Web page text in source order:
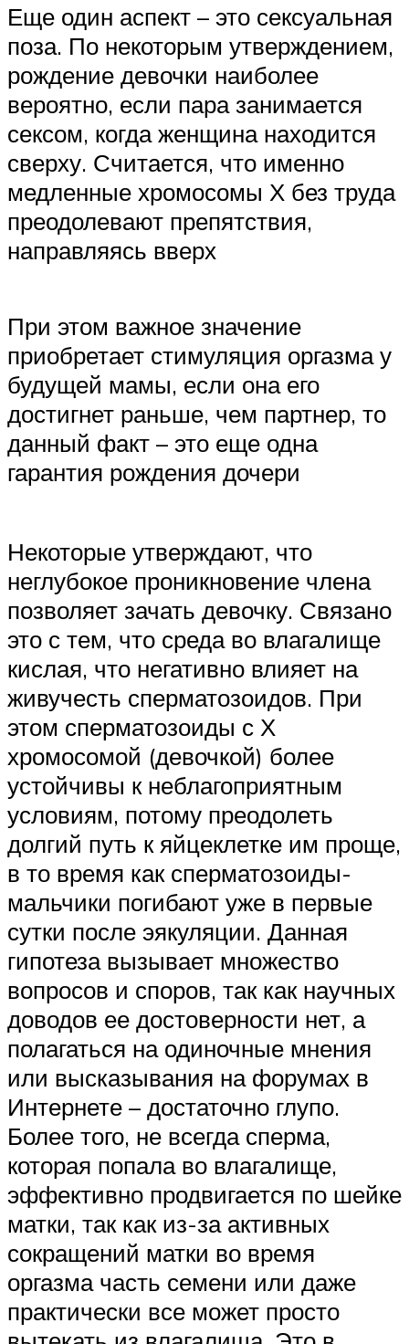
Еще один аспект – это сексуальная
поза. По некоторым утверждением,
рождение девочки наиболее
вероятно, если пара занимается
сексом, когда женщина находится
сверху. Считается, что именно
медленные хромосомы Х без труда
преодолевают препятствия,
направляясь вверх
При этом важное значение
приобретает стимуляция оргазма у
будущей мамы, если она его
достигнет раньше, чем партнер, то
данный факт – это еще одна
гарантия рождения дочери
Некоторые утверждают, что
неглубокое проникновение члена
позволяет зачать девочку. Связано
это с тем, что среда во влагалище
кислая, что негативно влияет на
живучесть сперматозоидов. При
этом сперматозоиды с Х
хромосомой (девочкой) более
устойчивы к неблагоприятным
условиям, потому преодолеть
долгий путь к яйцеклетке им проще,
в то время как сперматозоиды-
мальчики погибают уже в первые
сутки после эякуляции. Данная
гипотеза вызывает множество
вопросов и споров, так как научных
доводов ее достоверности нет, а
полагаться на одиночные мнения
или высказывания на форумах в
Интернете – достаточно глупо.
Более того, не всегда сперма,
которая попала во влагалище,
эффективно продвигается по шейке
матки, так как из-за активных
сокращений матки во время
оргазма часть семени или даже
практически все может просто